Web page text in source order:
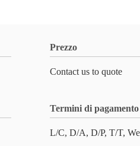
Prezzo
Contact us to quote
Termini di pagamento
L/C, D/A, D/P, T/T,